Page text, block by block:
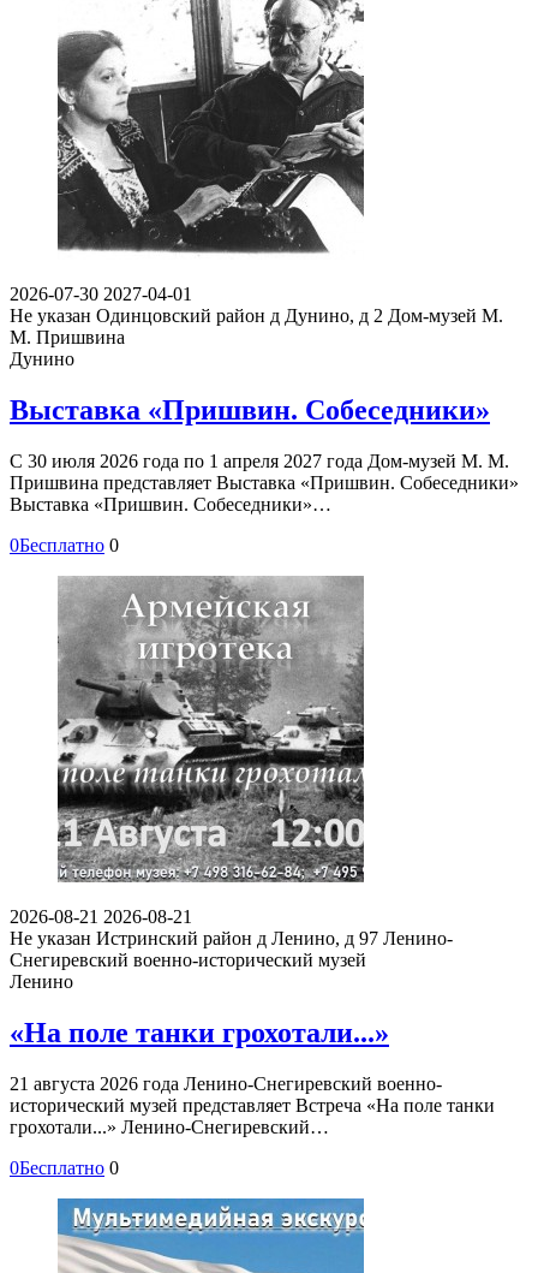
2026-07-30 2027-04-01
Не указан Одинцовский район д Дунино, д 2 Дом-музей М.
М. Пришвина
Дунино
Выставка «Пришвин. Собеседники»
С 30 июля 2026 года по 1 апреля 2027 года Дом-музей М. М.
Пришвина представляет Выставка «Пришвин. Собеседники»
Выставка «Пришвин. Собеседники»…
0Бесплатно 0
2026-08-21 2026-08-21
Не указан Истринский район д Ленино, д 97 Ленино-
Снегиревский военно-исторический музей
Ленино
«На поле танки грохотали...»
21 августа 2026 года Ленино-Снегиревский военно-
исторический музей представляет Встреча «На поле танки
грохотали...» Ленино-Снегиревский…
0Бесплатно 0